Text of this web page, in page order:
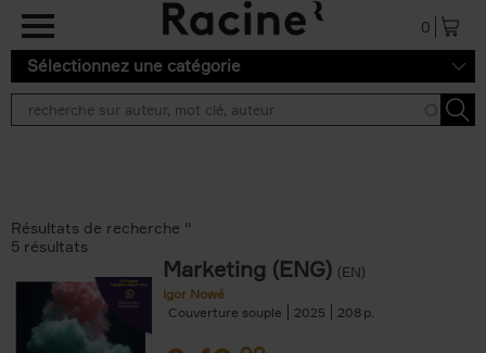
Aller au contenu principal
0
Sélectionnez une catégorie
Résultats de recherche ''
5 résultats
Marketing (ENG) (EN)
Igor Nowé
Couverture souple
2025 208